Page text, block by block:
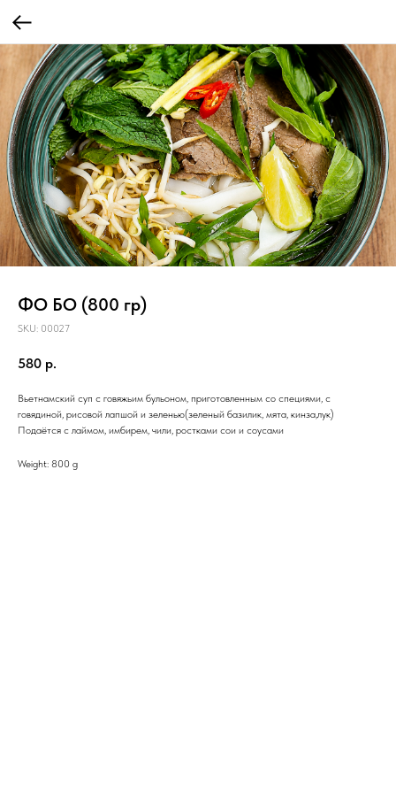
ФО БО (800 гр)
SKU: 00027
580 р.
Вьетнамский суп с говяжьим бульоном, приготовленным со специями, с
говядиной, рисовой лапшой и зеленью(зеленый базилик, мята, кинза,лук)
Подаётся с лаймом, имбирем, чили, ростками сои и соусами
Weight: 800 g